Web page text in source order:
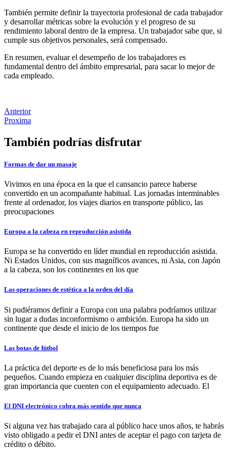
También permite definir la trayectoria profesional de cada trabajador
y desarrollar métricas sobre la evolución y el progreso de su
rendimiento laboral dentro de la empresa. Un trabajador sabe que, si
cumple sus objetivos personales, será compensado.
En resumen, evaluar el desempeño de los trabajadores es
fundamental dentro del ámbito empresarial, para sacar lo mejor de
cada empleado.
Anterior
Proxima
También podrías disfrutar
Formas de dar un masaje
Vivimos en una época en la que el cansancio parece haberse
convertido en un acompañante habitual. Las jornadas interminables
frente al ordenador, los viajes diarios en transporte público, las
preocupaciones
Europa a la cabeza en reproducción asistida
Europa se ha convertido en líder mundial en reproducción asistida.
Ni Estados Unidos, con sus magníficos avances, ni Asia, con Japón
a la cabeza, son los continentes en los que
Las operaciones de estética a la orden del día
Si pudiéramos definir a Europa con una palabra podríamos utilizar
sin lugar a dudas inconformismo o ambición. Europa ha sido un
continente que desde el inicio de los tiempos fue
Las botas de fútbol
La práctica del deporte es de lo más beneficiosa para los más
pequeños. Cuando empieza en cualquier disciplina deportiva es de
gran importancia que cuenten con el equipamiento adecuado. El
El DNI electrónico cobra más sentido que nunca
Si alguna vez has trabajado cara al público hace unos años, te habrás
visto obligado a pedir el DNI antes de aceptar el pago con tarjeta de
crédito o débito.